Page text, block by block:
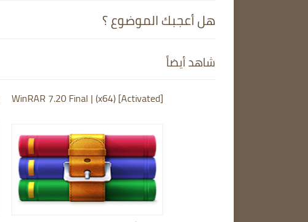
هل أعجبك الموضوع ؟
شاهد أيضاً
WinRAR 7.20 Final | (x64) [Activated]